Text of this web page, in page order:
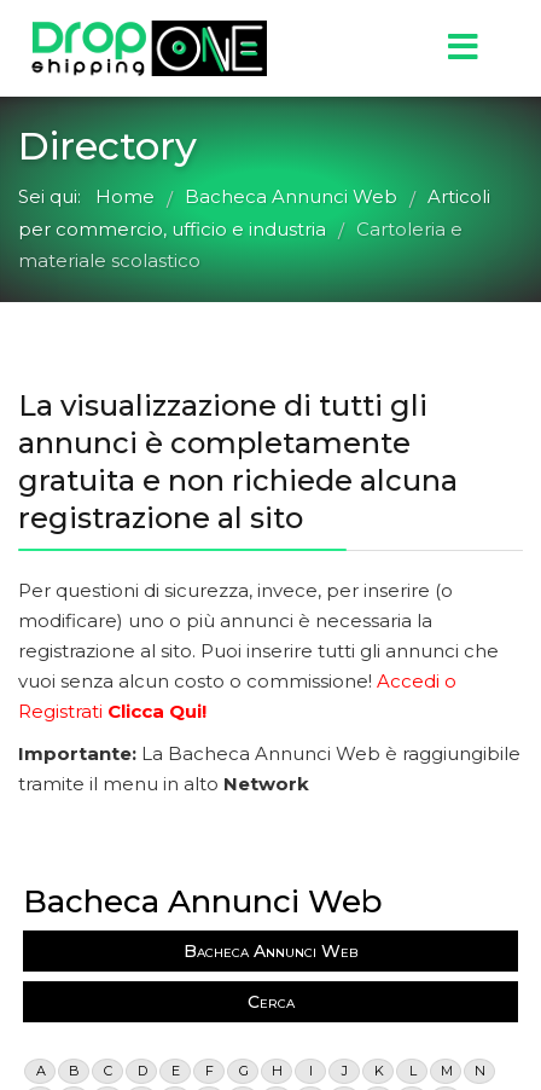
Directory
Sei qui: Home / Bacheca Annunci Web / Articoli
per commercio, ufficio e industria / Cartoleria e
materiale scolastico
La visualizzazione di tutti gli
annunci è completamente
gratuita e non richiede alcuna
registrazione al sito
Per questioni di sicurezza, invece, per inserire (o
modificare) uno o più annunci è necessaria la
registrazione al sito. Puoi inserire tutti gli annunci che
vuoi senza alcun costo o commissione! Accedi o
Registrati Clicca Qui!
Importante: La Bacheca Annunci Web è raggiungibile
tramite il menu in alto Network
Bacheca Annunci Web
Bacheca Annunci Web
Cerca
A B C D E F G H I J K L M
N